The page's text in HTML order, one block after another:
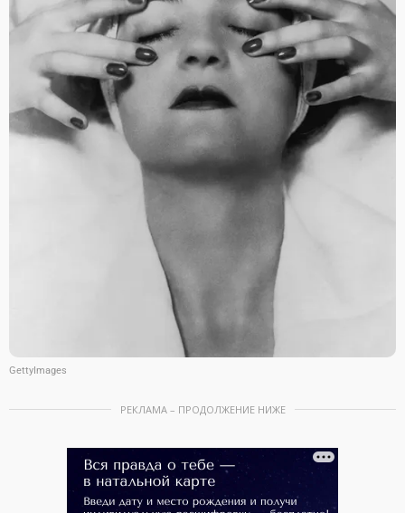
GettyImages
РЕКЛАМА – ПРОДОЛЖЕНИЕ НИЖЕ